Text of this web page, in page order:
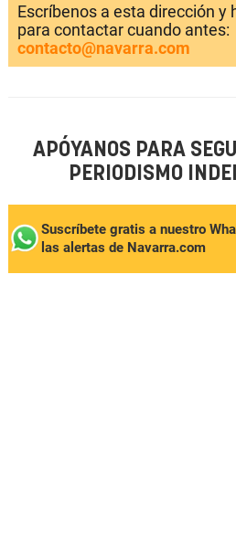
Escríbenos a esta dirección y
para contactar cuando antes:
contacto@navarra.com
APÓYANOS PARA
PERIODISMO
Suscríbete gratis a nuestro
las alertas de Navarra.com